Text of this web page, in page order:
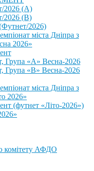
2026 (А)
2026 (В)
2026)
міста Дніпра з
2026»
Група «А» Весна-2026
Група «В» Весна-2026
міста Дніпра з
2026»
(футнет «Літо-2026»)
комітету АФДО